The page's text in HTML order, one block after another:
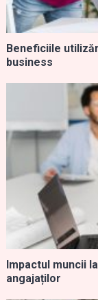
Beneficiile
business
Impactul muncii
angajaților